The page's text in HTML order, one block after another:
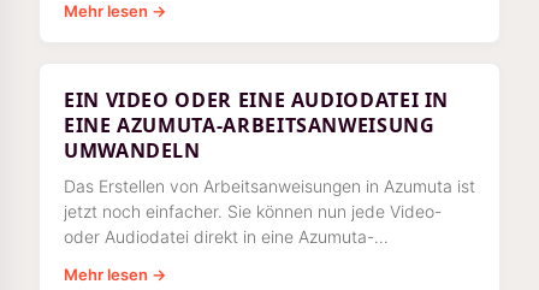
Mehr lesen →
EIN VIDEO ODER EINE AUDIODATEI IN
EINE AZUMUTA-ARBEITSANWEISUNG
UMWANDELN
Das Erstellen von Arbeitsanweisungen in Azumuta ist
jetzt noch einfacher. Sie können nun jede Video-
oder Audiodatei direkt in eine Azumuta-
Mehr lesen →